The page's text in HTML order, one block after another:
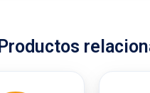
Productos